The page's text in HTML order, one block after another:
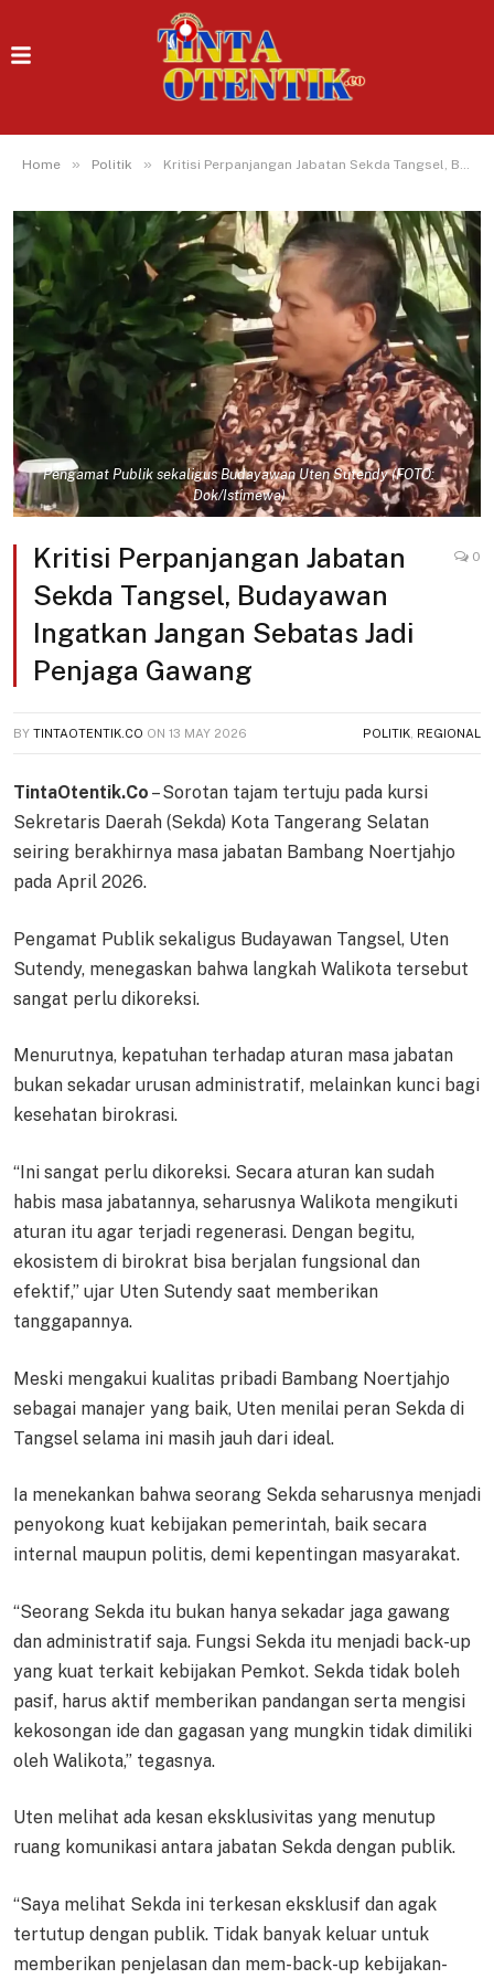
Home » Politik » Kritisi Perpanjangan Jabatan Sekda Tangsel, Budayawan Ingatkan Jangan Sebatas Jadi Penjaga Gawang
Pengamat Publik sekaligus Budayawan Uten Sutendy (FOTO:
Dok/Istimewa)
Kritisi Perpanjangan Jabatan
Sekda Tangsel, Budayawan
Ingatkan Jangan Sebatas Jadi
Penjaga Gawang
0
BY TINTAOTENTIK.CO ON 13 MAY 2026 POLITIK REGIONAL
TintaOtentik.Co – Sorotan tajam tertuju pada kursi
Sekretaris Daerah (Sekda) Kota Tangerang Selatan
seiring berakhirnya masa jabatan Bambang Noertjahjo
pada April 2026.
Pengamat Publik sekaligus Budayawan Tangsel, Uten
Sutendy, menegaskan bahwa langkah Walikota tersebut
sangat perlu dikoreksi.
Menurutnya, kepatuhan terhadap aturan masa jabatan
bukan sekadar urusan administratif, melainkan kunci bagi
kesehatan birokrasi.
“Ini sangat perlu dikoreksi. Secara aturan kan sudah
habis masa jabatannya, seharusnya Walikota mengikuti
aturan itu agar terjadi regenerasi. Dengan begitu,
ekosistem di birokrat bisa berjalan fungsional dan
efektif,” ujar Uten Sutendy saat memberikan
tanggapannya.
Meski mengakui kualitas pribadi Bambang Noertjahjo
sebagai manajer yang baik, Uten menilai peran Sekda di
Tangsel selama ini masih jauh dari ideal.
Ia menekankan bahwa seorang Sekda seharusnya menjadi
penyokong kuat kebijakan pemerintah, baik secara
internal maupun politis, demi kepentingan masyarakat.
“Seorang Sekda itu bukan hanya sekadar jaga gawang
dan administratif saja. Fungsi Sekda itu menjadi back-up
yang kuat terkait kebijakan Pemkot. Sekda tidak boleh
pasif, harus aktif memberikan pandangan serta mengisi
kekosongan ide dan gagasan yang mungkin tidak dimiliki
oleh Walikota,” tegasnya.
Uten melihat ada kesan eksklusivitas yang menutup
ruang komunikasi antara jabatan Sekda dengan publik.
“Saya melihat Sekda ini terkesan eksklusif dan agak
tertutup dengan publik. Tidak banyak keluar untuk
memberikan penjelasan dan mem-back-up kebijakan-